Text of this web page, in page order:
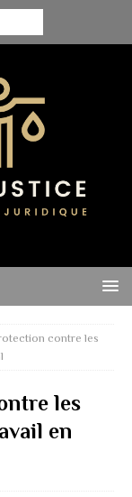
contre les
les
en